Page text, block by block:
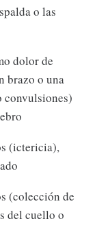
o las
dolor de
brazo o una
convulsiones)
(ictericia),
(colección de
del cuello o